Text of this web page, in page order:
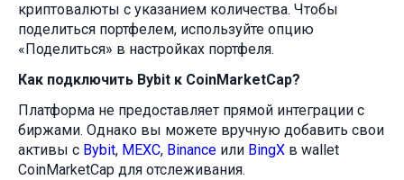
криптовалюты с указанием количества. Чтобы
поделиться портфелем, используйте опцию
«Поделиться» в настройках портфеля.
Как подключить Bybit к CoinMarketCap?
Платформа не предоставляет прямой интеграции с
биржами. Однако вы можете вручную добавить свои
активы с Bybit, MEXC, Binance или BingX в wallet
CoinMarketCap для отслеживания.